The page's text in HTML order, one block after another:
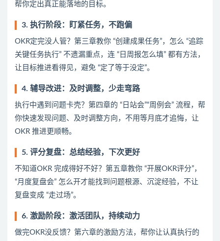
帮你定出真正能落地的目标。
3. 执行阶段：盯紧任务，不跑偏
OKR定完没人管？第三章教你 “创建成果任务”，怎么 “追踪
关键任务执行” 不遗漏重点，连 “日周报怎么填” 都有方法，
让目标推进看得见，避免 “定了等于没定”。
4. 辅导改进：及时调整，少走弯路
执行中遇到问题卡壳？第四章的 “日站会”“周例会” 流程，帮
你快速发现问题、及时调整方向，不用等月底才追悔，让
OKR 推进更顺畅。
5. 评分复盘：总结经验，下次更好
不知道OKR 完成得好不好？第五章教你 “开展OKR评分”，
“月度复盘会” 怎么开才能找到问题根源、沉淀经验，不让
复盘变成 “走过场”。
6. 激励阶段：激活团队，持续动力
做完OKR没反馈？第六章的激励方法，帮你让认真执行的